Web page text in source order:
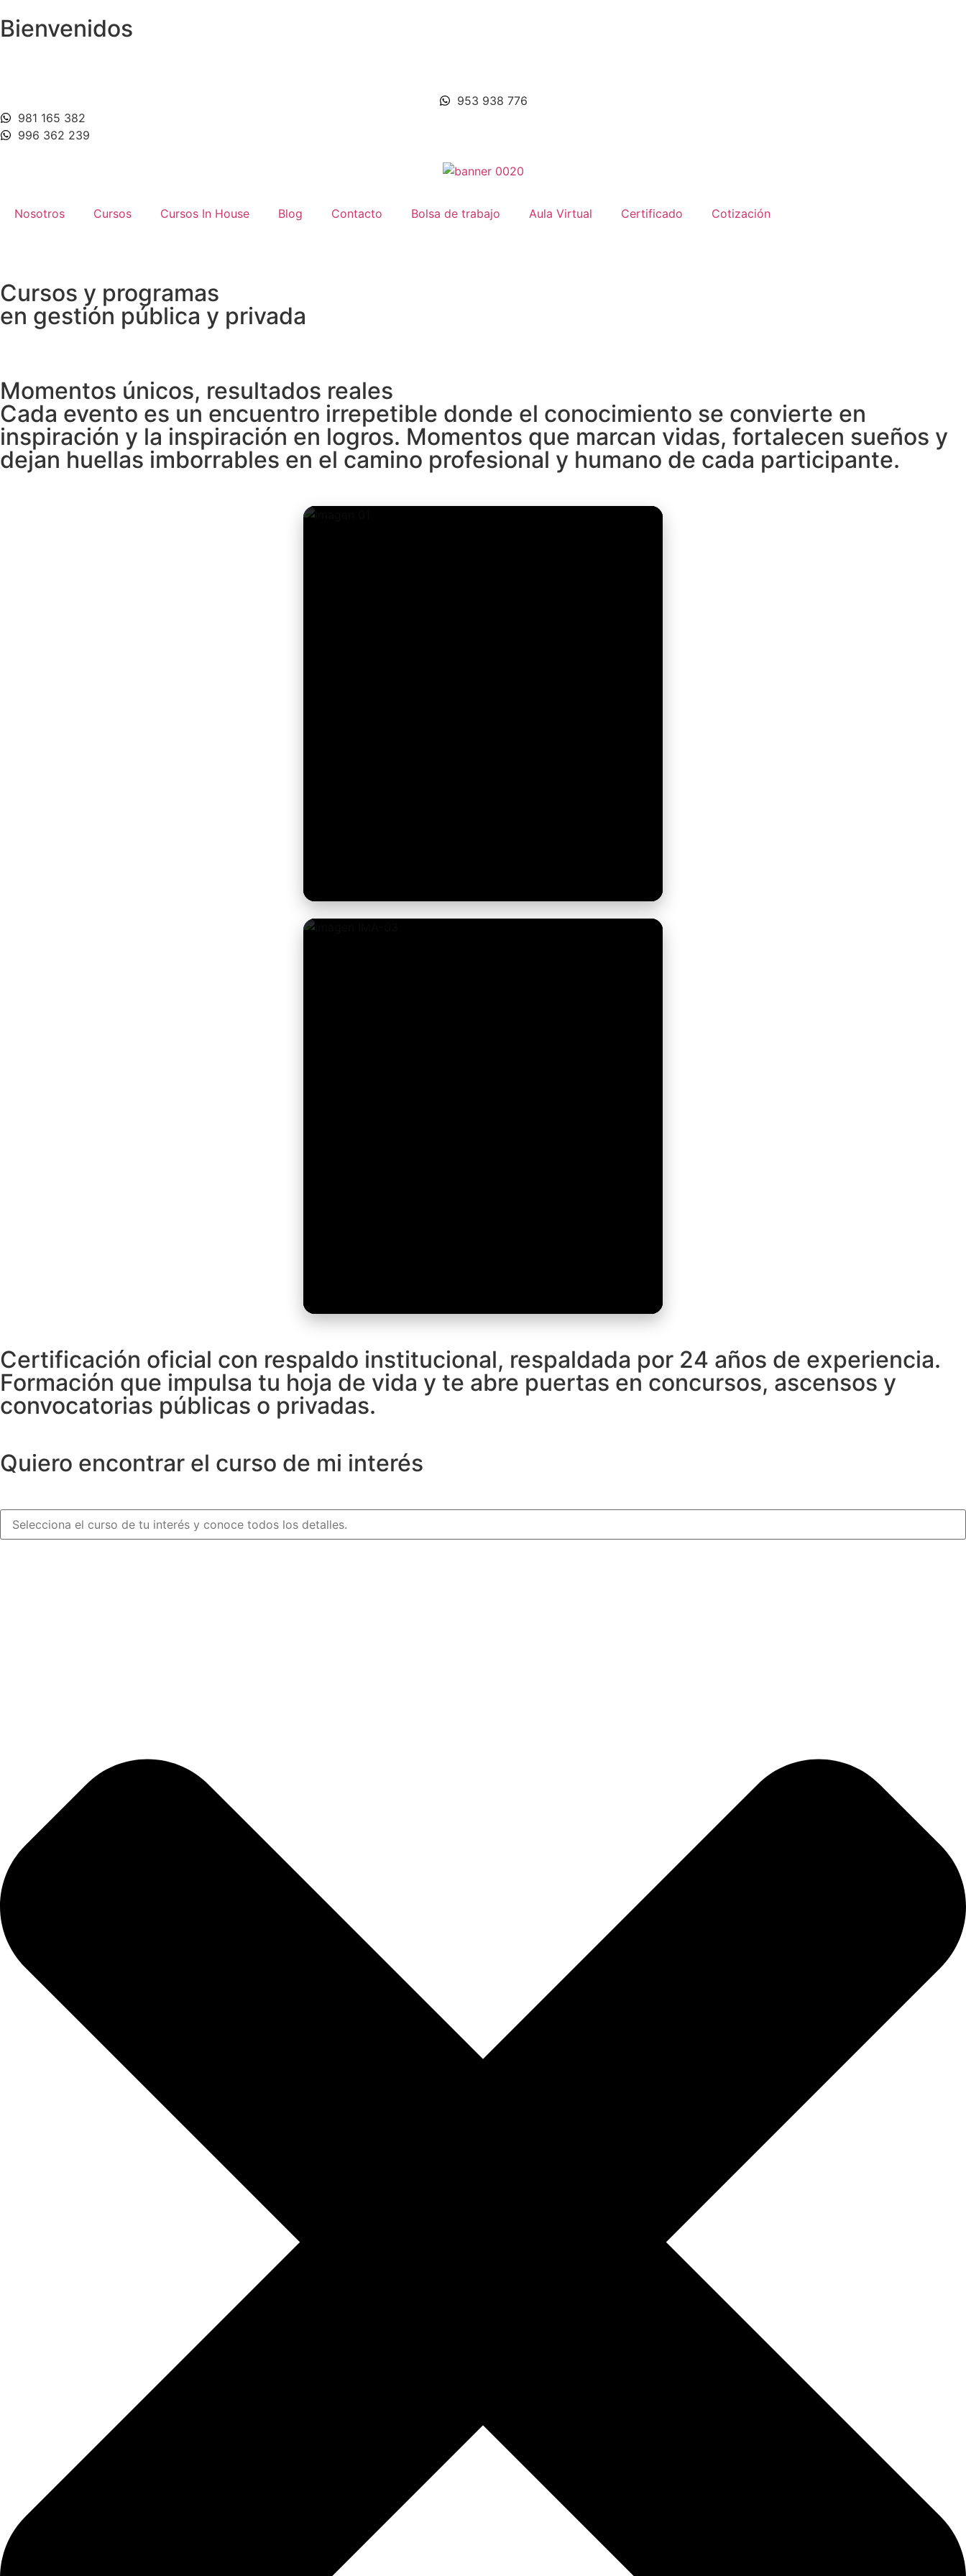
Bienvenidos
953 938 776
981 165 382
996 362 239
Nosotros Cursos Cursos In House Blog Contacto Bolsa de trabajo Aula Virtual Certificado Cotización
Cursos y programas
en gestión pública y privada
Momentos únicos, resultados reales
Cada evento es un encuentro irrepetible donde el conocimiento se convierte en
inspiración y la inspiración en logros. Momentos que marcan vidas, fortalecen sueños y
dejan huellas imborrables en el camino profesional y humano de cada participante.
Certificación oficial con respaldo institucional, respaldada por 24 años de experiencia.
Formación que impulsa tu hoja de vida y te abre puertas en concursos, ascensos y
convocatorias públicas o privadas.
Quiero encontrar el curso de mi interés